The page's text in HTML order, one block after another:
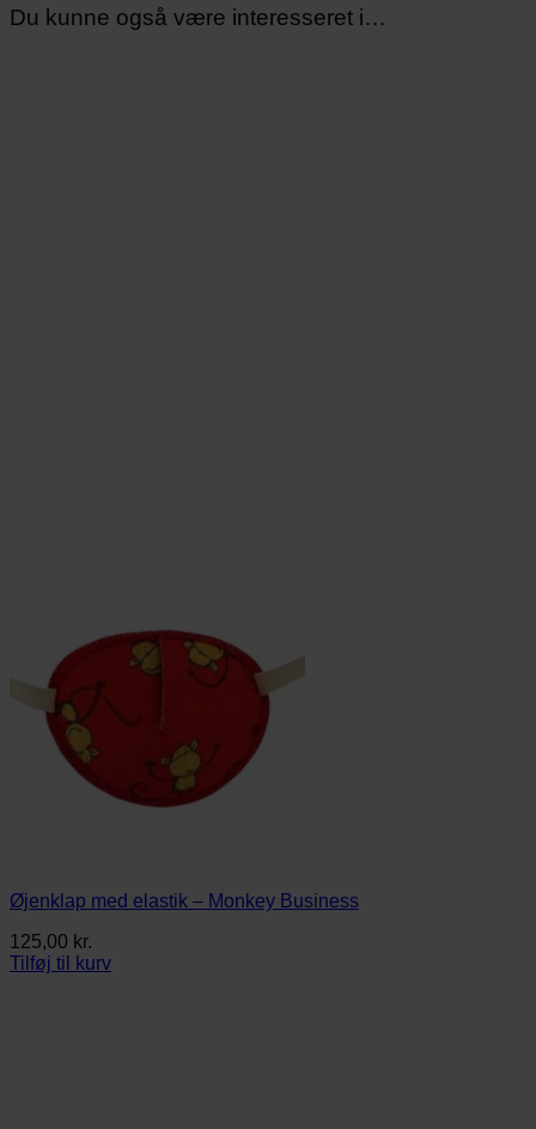
Du kunne også være interesseret i…
Øjenklap med elastik – Monkey Business
125,00 kr.
Tilføj til kurv